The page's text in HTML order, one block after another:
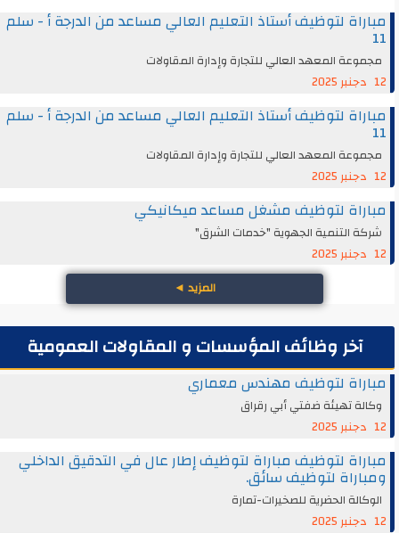
مباراة لتوظيف أستاذ التعليم العالي مساعد من الدرجة أ - سلم
11
مجموعة المعهد العالي للتجارة وإدارة المقاولات
12 دجنبر 2025
مباراة لتوظيف أستاذ التعليم العالي مساعد من الدرجة أ - سلم
11
مجموعة المعهد العالي للتجارة وإدارة المقاولات
12 دجنبر 2025
مباراة لتوظيف مشغل مساعد ميكانيكي
شركة التنمية الجهوية "خدمات الشرق"
12 دجنبر 2025
المزيد◄
آخر وظائف المؤسسات و المقاولات العمومية
مباراة لتوظيف مهندس معماري
وكالة تهيئة ضفتي أبي رقراق
12 دجنبر 2025
مباراة لتوظيف مباراة لتوظيف إطار عال في التدقيق الداخلي
ومباراة لتوظيف سائق.
الوكالة الحضرية للصخيرات-تمارة
12 دجنبر 2025